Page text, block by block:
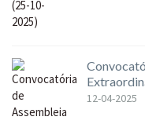
12-04-2025